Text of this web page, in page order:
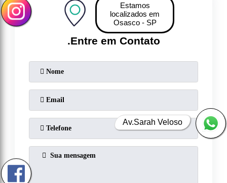
.Entre em Contato
Estamos
localizados em
Osasco - SP
Av.Sarah Veloso